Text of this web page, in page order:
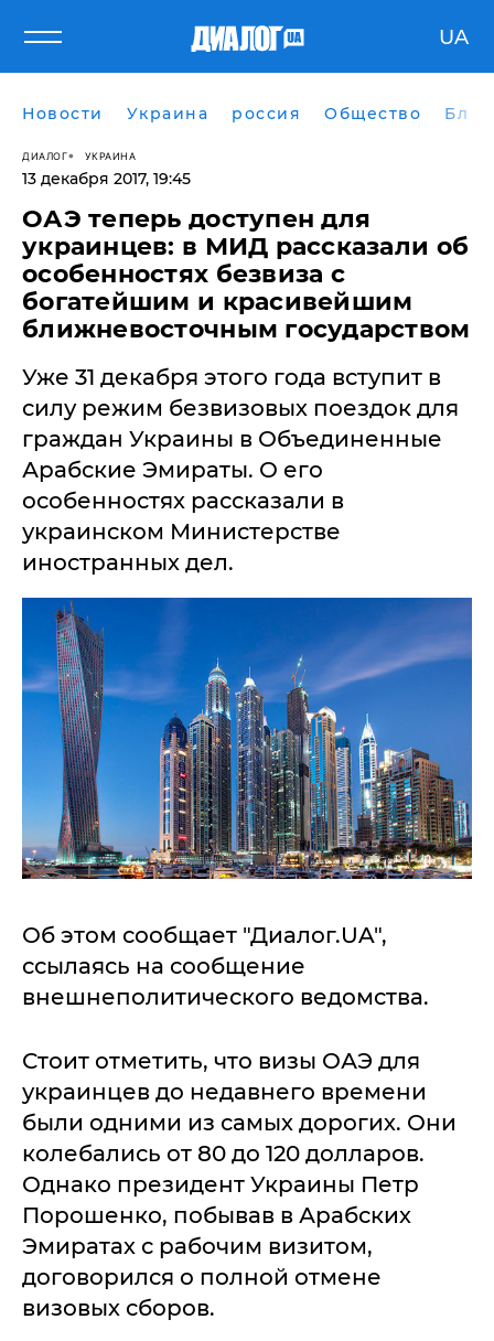
UA
Новости Украина россия Общество
ДИАЛОГ УКРАИНА
13 декабря 2017, 19:45
​ОАЭ теперь доступен для
украинцев: в МИД рассказали об
особенностях безвиза с
богатейшим и красивейшим
ближневосточным государством
Уже 31 декабря этого года вступит в
силу режим безвизовых поездок для
граждан Украины в Объединенные
Арабские Эмираты. О его
особенностях рассказали в
украинском Министерстве
иностранных дел.
Об этом сообщает "Диалог.UA",
ссылаясь на сообщение
внешнеполитического ведомства.
Стоит отметить, что визы ОАЭ для
украинцев до недавнего времени
были одними из самых дорогих. Они
колебались от 80 до 120 долларов.
Однако президент Украины Петр
Порошенко, побывав в Арабских
Эмиратах с рабочим визитом,
договорился о полной отмене
визовых сборов.